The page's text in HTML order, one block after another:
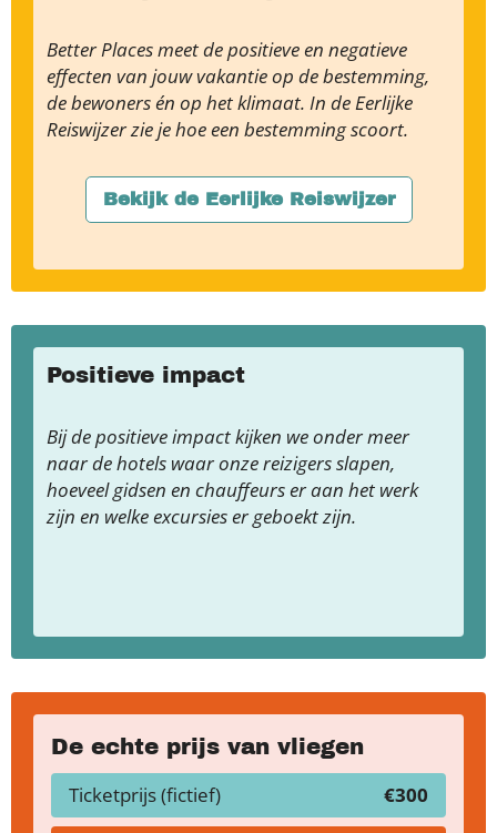
Better Places meet de positieve en negatieve
effecten van jouw vakantie op de bestemming,
de bewoners én op het klimaat. In de Eerlijke
Reiswijzer zie je hoe een bestemming scoort.
Bekijk de Eerlijke Reiswijzer
Positieve impact
Bij de positieve impact kijken we onder meer
naar de hotels waar onze reizigers slapen,
hoeveel gidsen en chauffeurs er aan het werk
zijn en welke excursies er geboekt zijn.
De echte prijs van vliegen
Ticketprijs (fictief) €300